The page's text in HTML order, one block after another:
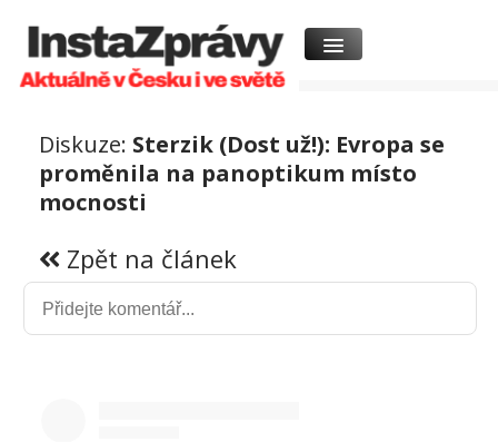
Diskuze: Sterzik (Dost už!): Evropa se
proměnila na panoptikum místo
mocnosti
Zpět na článek